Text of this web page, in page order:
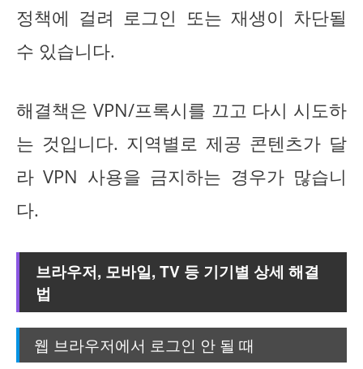
정책에 걸려 로그인 또는 재생이 차단될
수 있습니다.
해결책은 VPN/프록시를 끄고 다시 시도하
는 것입니다. 지역별로 제공 콘텐츠가 달
라 VPN 사용을 금지하는 경우가 많습니
다.
브라우저, 모바일, TV 등 기기별 상세 해결
법
웹 브라우저에서 로그인 안 될 때